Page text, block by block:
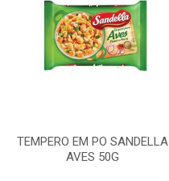
TEMPERO EM PO SANDELLA
AVES 50G